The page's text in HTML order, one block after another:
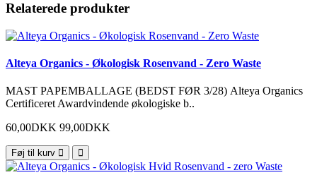
Relaterede produkter
Alteya Organics - Økologisk Rosenvand - Zero Waste
MAST PAPEMBALLAGE (BEDST FØR 3/28) Alteya Organics
Certificeret Awardvindende økologiske b..
60,00DKK 99,00DKK
Føj til kurv